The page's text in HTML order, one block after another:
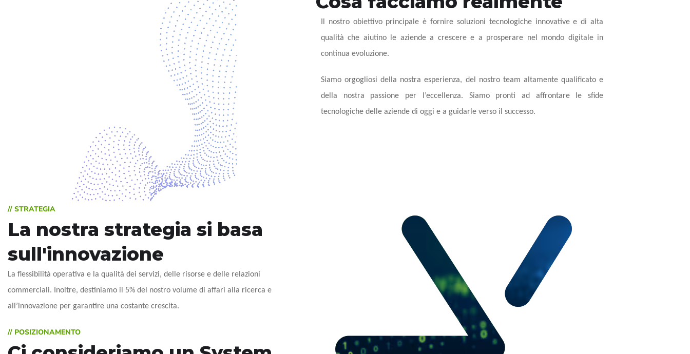
Il nostro obiettivo principale è fornire soluzioni tecnologiche innovative e di alta
qualità che aiutino le aziende a crescere e a prosperare nel mondo digitale in
continua evoluzione.
Siamo orgogliosi della nostra esperienza, del nostro team altamente qualificato e
della nostra passione per l’eccellenza. Siamo pronti ad affrontare le sfide
tecnologiche delle aziende di oggi e a guidarle verso il successo.
// STRATEGIA
La nostra strategia si basa
sull'innovazione
La flessibilità operativa e la qualità dei servizi, delle risorse e delle relazioni
commerciali. Inoltre, destiniamo il 5% del nostro volume di affari alla ricerca e
all’innovazione per garantire una costante crescita.
// POSIZIONAMENTO